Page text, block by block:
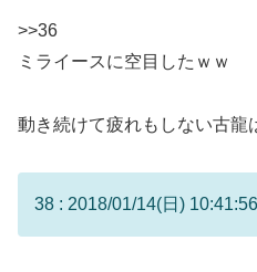
>>36
ミライースに空目したｗｗ
動き続けて疲れもしない古龍
38 : 2018/01/14(日)